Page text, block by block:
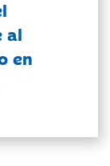
al
en